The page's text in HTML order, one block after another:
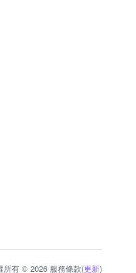
所有 © 2026 服務條款(更新)